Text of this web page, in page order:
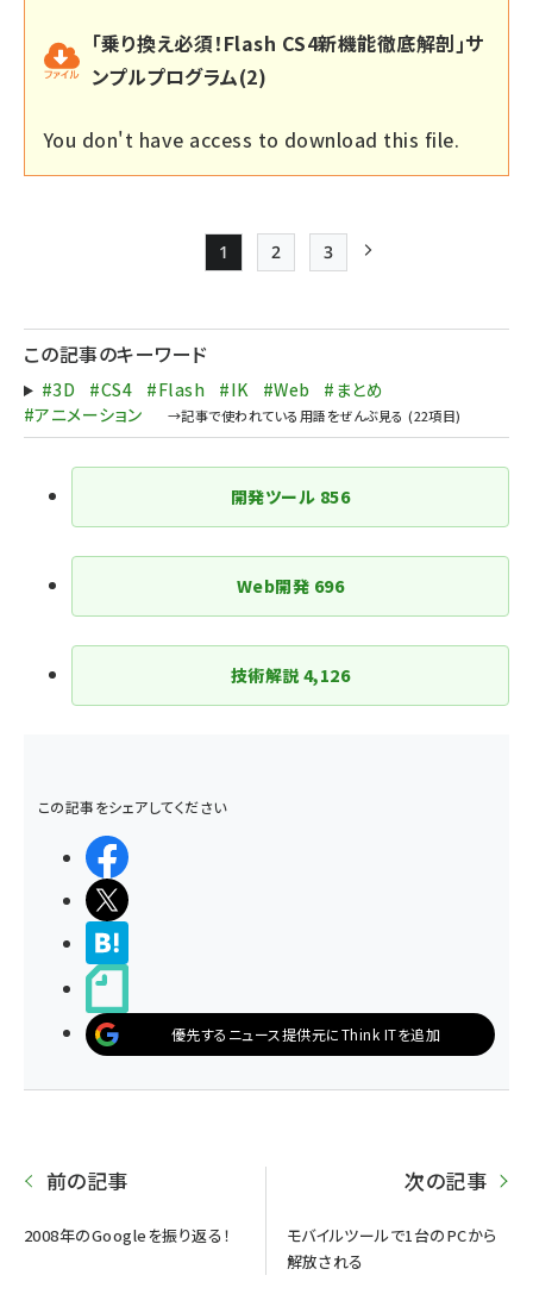
｢乗り換え必須！Flash CS4新機能徹底解剖｣サ
ンプルプログラム(2)
You don't have access to download this file.
送
り
Page
1
Page
2
Page
3
この記事のキーワード
#3D #CS4 #Flash #IK #Web
#まとめ
#アニメーション
開発ツール 856
Web開発 696
技術解説 4,126
この記事をシェアしてください
優先するニュース提供元にThink ITを追加
前の記事
2008年のGoogleを振り返る！
次の記事
モバイルツールで1台のPCから
解放される